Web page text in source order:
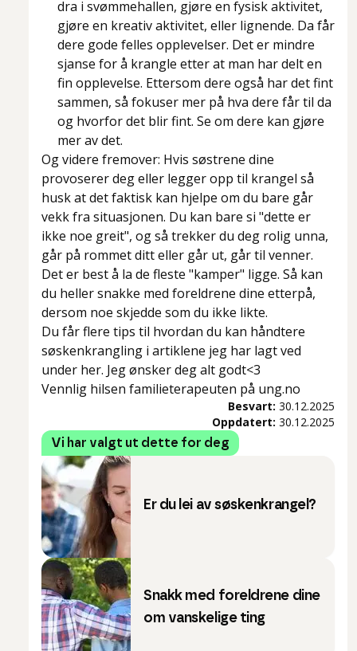
dra i svømmehallen, gjøre en fysisk aktivitet,
gjøre en kreativ aktivitet, eller lignende. Da får
dere gode felles opplevelser. Det er mindre
sjanse for å krangle etter at man har delt en
fin opplevelse. Ettersom dere også har det fint
sammen, så fokuser mer på hva dere får til da
og hvorfor det blir fint. Se om dere kan gjøre
mer av det.
Og videre fremover: Hvis søstrene dine
provoserer deg eller legger opp til krangel så
husk at det faktisk kan hjelpe om du bare går
vekk fra situasjonen. Du kan bare si "dette er
ikke noe greit", og så trekker du deg rolig unna,
går på rommet ditt eller går ut, går til venner.
Det er best å la de fleste "kamper" ligge. Så kan
du heller snakke med foreldrene dine etterpå,
dersom noe skjedde som du ikke likte.
Du får flere tips til hvordan du kan håndtere
søskenkrangling i artiklene jeg har lagt ved
under her. Jeg ønsker deg alt godt<3
Vennlig hilsen familieterapeuten på ung.no
Besvart: 30.12.2025
Oppdatert: 30.12.2025
Vi har valgt ut dette for deg
Er du lei av søskenkrangel?
Snakk med foreldrene dine
om vanskelige ting